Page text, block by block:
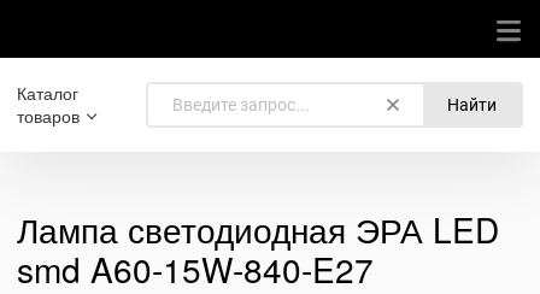
Каталог
товаров
Найти
Лампа светодиодная ЭРА LED
smd A60-15W-840-E27